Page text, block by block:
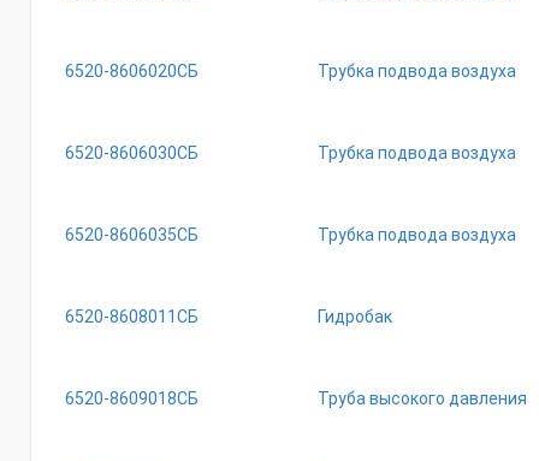
6520-8606020СБ Трубка подвода воздуха
6520-8606030СБ Трубка подвода воздуха
6520-8606035СБ Трубка подвода воздуха
6520-8608011СБ Гидробак
6520-8609018СБ Труба высокого давления